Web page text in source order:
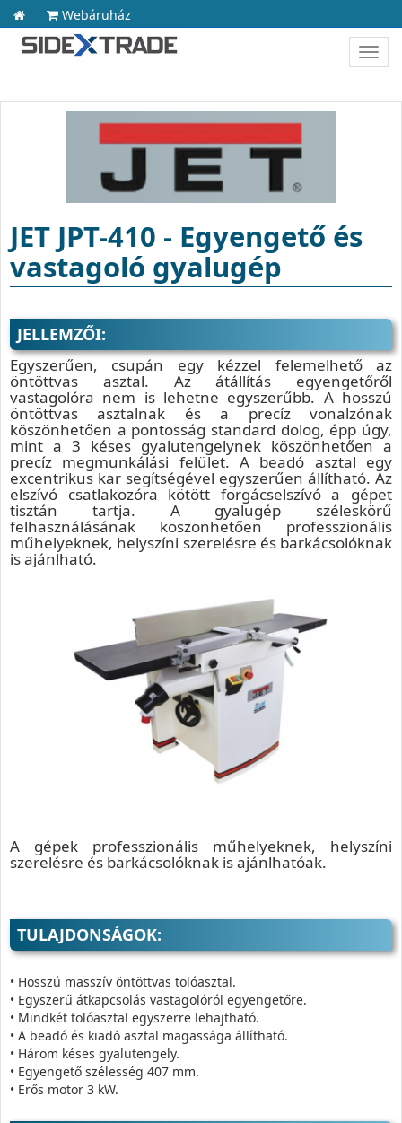
Webáruház
JET JPT-410 - Egyengető és
vastagoló gyalugép
JELLEMZŐI:
Egyszerűen, csupán egy kézzel felemelhető az
öntöttvas asztal. Az átállítás egyengetőről
vastagolóra nem is lehetne egyszerűbb. A hosszú
öntöttvas asztalnak és a precíz vonalzónak
köszönhetően a pontosság standard dolog, épp úgy,
mint a 3 késes gyalutengelynek köszönhetően a
precíz megmunkálási felület. A beadó asztal egy
excentrikus kar segítségével egyszerűen állítható. Az
elszívó csatlakozóra kötött forgácselszívó a gépet
tisztán tartja. A gyalugép széleskörű
felhasználásának köszönhetően professzionális
műhelyeknek, helyszíni szerelésre és barkácsolóknak
is ajánlható.
A gépek professzionális műhelyeknek, helyszíni
szerelésre és barkácsolóknak is ajánlhatóak.
TULAJDONSÁGOK:
• Hosszú masszív öntöttvas tolóasztal.
• Egyszerű átkapcsolás vastagolóról egyengetőre.
• Mindkét tolóasztal egyszerre lehajtható.
• A beadó és kiadó asztal magassága állítható.
• Három késes gyalutengely.
• Egyengető szélesség 407 mm.
• Erős motor 3 kW.